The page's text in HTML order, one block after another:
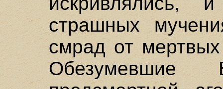
страшных
смрад от мертвых